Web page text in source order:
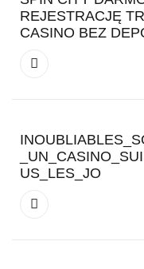
REJESTRACJĘ
CASINO BEZ
US_LES_JO